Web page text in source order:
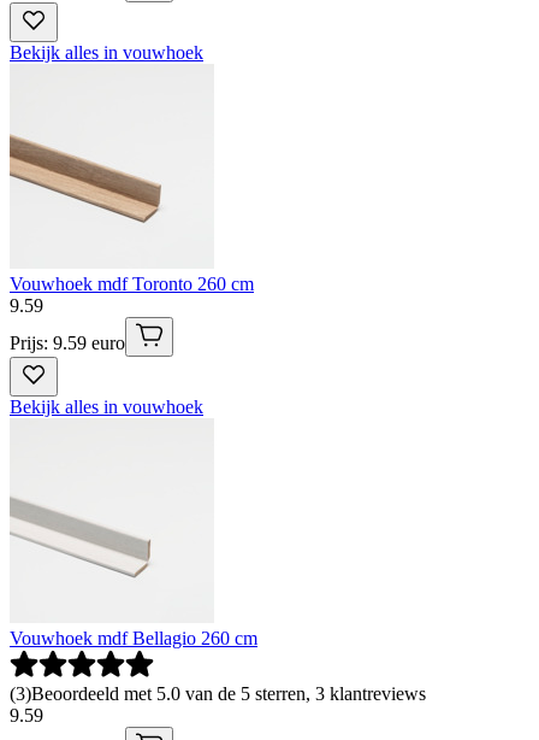
Bekijk alles in vouwhoek
Vouwhoek mdf Toronto 260 cm
9.59
Prijs: 9.59 euro
Bekijk alles in vouwhoek
Vouwhoek mdf Bellagio 260 cm
(3)Beoordeeld met 5.0 van de 5 sterren, 3 klantreviews
9.59